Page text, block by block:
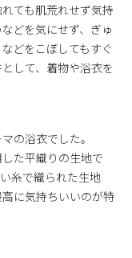
ても肌荒れせず気持
どを気にせず、ぎゅ
どをこぼしてもすぐ
して、着物や浴衣を
の浴衣でした。
た平織りの生地で
糸で織られた生地
に気持ちいいのが特